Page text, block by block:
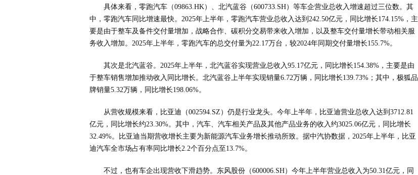
具体来看，零跑汽车（09863.HK）、北汽蓝谷（600733.SH）等车企营业总收入增速超过三位数。其
中，零跑汽车同比增速最快。2025年上半年，零跑汽车营业总收入达到242.50亿元，同比增长174.15%，主
要是由于整车及备件交付量增加，战略合作、碳积分交易带来收入增加，以及整车交付量增长带动相关服
务收入增加。2025年上半年，零跑汽车的总交付量为22.17万台，较2024年同期交付量增长155.7%。
其次是北汽蓝谷。2025年上半年，北汽蓝谷实现营业总收入95.17亿元，同比增长154.38%，主要是由
于整车销售增加推动收入同比增长。北汽蓝谷上半年实现销量6.72万辆，同比增长139.73%；其中，极狐品
牌销量5.32万辆，同比增长198.06%。
从营收规模来看，比亚迪（002594.SZ）仍是行业龙头。今年上半年，比亚迪营业总收入达到3712.81
亿元，同比增长约23.30%。其中，汽车、汽车相关产品及其他产品业务的收入约3025.06亿元，同比增长
32.49%。比亚迪当期营收增长主要为新能源汽车业务增长推动所致。据中汽协数据，2025年上半年，比亚
迪汽车全市场占有率同比增长2.2个百分点至13.7%。
不过，也有车企出现营收下滑趋势。东风股份（600006.SH）今年上半年营业总收入为50.31亿元，同